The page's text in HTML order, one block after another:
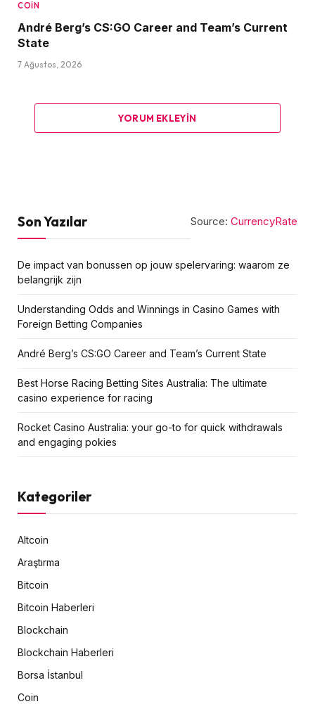
COIN
André Berg’s CS:GO Career and Team’s Current
State
7 Ağustos, 2026
YORUM EKLEYIN
Source: CurrencyRate
Son Yazılar
De impact van bonussen op jouw spelervaring: waarom ze
belangrijk zijn
Understanding Odds and Winnings in Casino Games with
Foreign Betting Companies
André Berg’s CS:GO Career and Team’s Current State
Best Horse Racing Betting Sites Australia: The ultimate
casino experience for racing
Rocket Casino Australia: your go-to for quick withdrawals
and engaging pokies
Kategoriler
Altcoin
Araştırma
Bitcoin
Bitcoin Haberleri
Blockchain
Blockchain Haberleri
Borsa İstanbul
Coin